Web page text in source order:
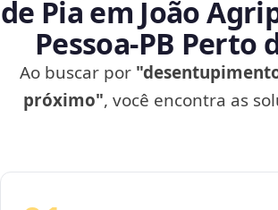
de Pia em João
Pessoa‑PB Perto
Ao buscar por
próximo", você encontra as